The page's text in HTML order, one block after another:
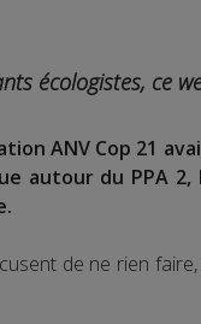
écologistes, ce
ANV Cop 21
autour du PPA
de ne rien